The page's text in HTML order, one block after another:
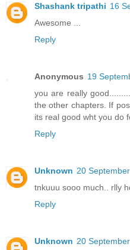
Shashank tripathi 16
Awesome ...
Reply
Anonymous 19
you are really
the other chapters. If
its real good wht you do
Reply
Unknown 20
tnkuuu sooo much.. rlly
Reply
Unknown 20